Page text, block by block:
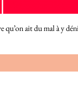
ait du mal à y